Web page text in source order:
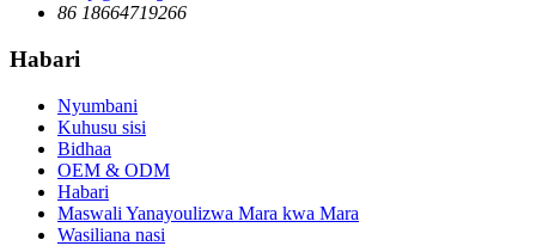
86 18664719266
Habari
Nyumbani
Kuhusu sisi
Bidhaa
OEM & ODM
Habari
Maswali Yanayoulizwa Mara kwa Mara
Wasiliana nasi